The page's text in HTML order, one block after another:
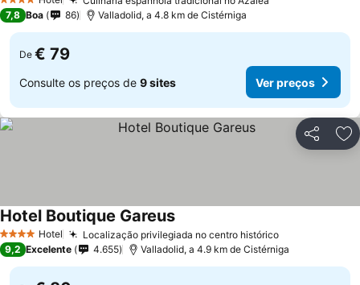
4 Estrelas
7,8 Boa 86 Valladolid, a 4.8 km de Cistérniga
De € 79
Consulte os preços de 9 sites Ver preços
Partilhar
4 EstrelasHotel Localização privilegiada no centro históricoVer preços
Hotel Boutique GareusVer preços
9,2 Excelente 4.655 Valladolid, a 4.9 km de Cistérniga